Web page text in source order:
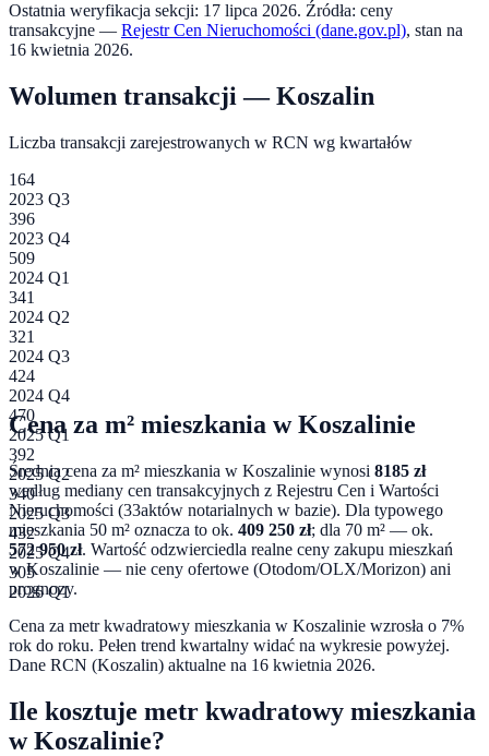
Ostatnia weryfikacja sekcji: 17 lipca 2026. Źródła: ceny
transakcyjne — Rejestr Cen Nieruchomości (dane.gov.pl), stan na
16 kwietnia 2026.
Wolumen transakcji —Koszalin
Liczba transakcji zarejestrowanych w RCN wg kwartałów
164
2023 Q3
396
2023 Q4
509
2024 Q1
341
2024 Q2
321
2024 Q3
424
2024 Q4
470
2025 Q1
392
2025 Q2
340
2025 Q3
432
2025 Q4
305
2026 Q1
Cena za m² mieszkania wKoszalinie
Średnia cena za m² mieszkania w Koszalinie wynosi 8185 zł
według mediany cen transakcyjnych z Rejestru Cen i Wartości
Nieruchomości (33aktów notarialnych w bazie). Dla typowego
mieszkania 50 m² oznacza to ok. 409 250 zł; dla 70 m² — ok.
572 950zł. Wartość odzwierciedla realne ceny zakupu mieszkań
wKoszalinie — nie ceny ofertowe (Otodom/OLX/Morizon) ani
prognozy.
Cena za metr kwadratowy mieszkania w Koszalinie wzrosła o 7%
rok do roku. Pełen trend kwartalny widać na wykresie powyżej.
Dane RCN (Koszalin) aktualne na 16 kwietnia 2026.
Ile kosztuje metr kwadratowy mieszkania
wKoszalinie?